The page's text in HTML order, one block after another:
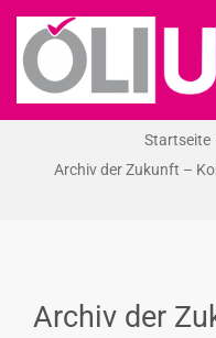
Zum
Inhalt
springen
Startseite
Archiv der Zukunft –
Archiv der